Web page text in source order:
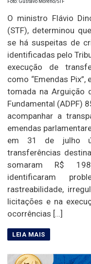
Foto: Gustavo Moreno/STF
O ministro Flávio
(STF), determinou
se há suspeitas de
identificadas pelo
execução de
como “Emendas
tomada na Arguição
Fundamental (ADPF)
acompanhar a
emendas
em 31 de julho
transferências
somaram R$
identificaram
rastreabilidade,
licitações e na
ocorrências […]